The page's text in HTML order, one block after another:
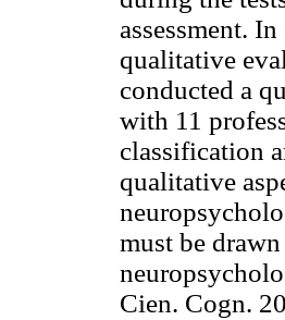
assessment.
qualitative
conducted a
with 11
classification
qualitative
must be
Cien. Cogn.